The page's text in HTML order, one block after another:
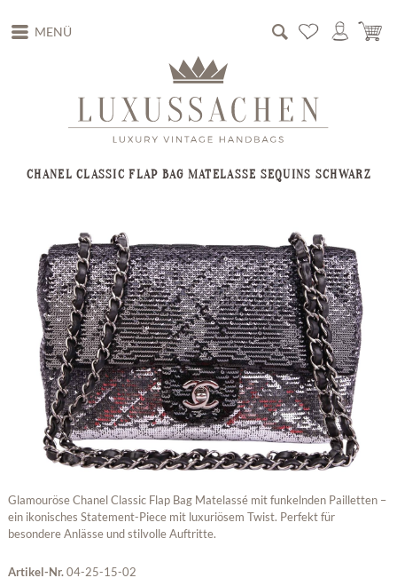
MENÜ
CHANEL CLASSIC FLAP BAG MATELASSE SEQUINS SCHWARZ
Glamouröse Chanel Classic Flap Bag Matelassé mit funkelnden Pailletten –
ein ikonisches Statement-Piece mit luxuriösem Twist. Perfekt für
besondere Anlässe und stilvolle Auftritte.
Artikel-Nr.04-25-15-02